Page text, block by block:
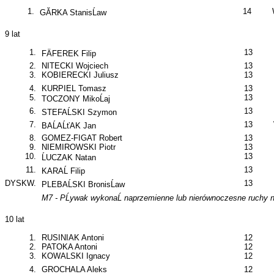
1. GĂRKA StanisĹaw 14
9 lat
1.
FÄFEREK Filip 13
2.
NITECKI Wojciech 13
3.
KOBIERECKI Juliusz 13
4.
KURPIEL Tomasz 13
5.
TOCZONY MikoĹaj 13
6.
STEFAĹSKI Szymon 13
7.
BAĹAĹťAK Jan 13
8.
GOMEZ-FIGAT Robert 13
9.
NIEMIROWSKI Piotr 13
10.
ĹUCZAK Natan 13
11.
KARAĹ Filip 13
DYSKW.
PLEBAĹSKI BronisĹaw 13
M7 - PĹywak wykonaĹ naprzemienne lub nierównoczesne ruchy
10 lat
1.
RUSINIAK Antoni 12
2.
PATOKA Antoni 12
3.
KOWALSKI Ignacy 12
4.
GROCHALA Aleks 12